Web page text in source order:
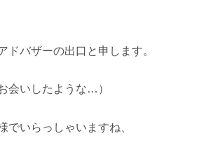
ドバザーの出口と申します。
会いしたような…）
でいらっしゃいますね、